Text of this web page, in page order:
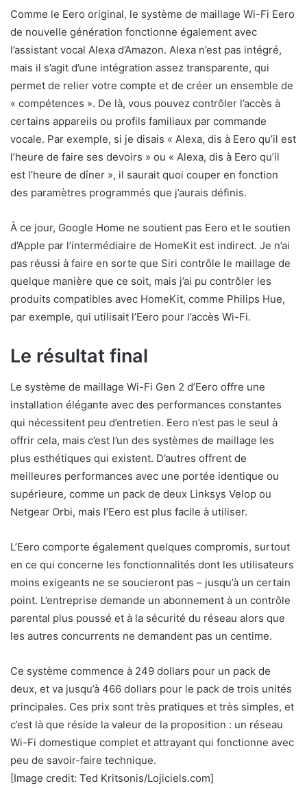
Comme le Eero original, le système de maillage Wi-Fi Eero
de nouvelle génération fonctionne également avec
l’assistant vocal Alexa d’Amazon. Alexa n’est pas intégré,
mais il s’agit d’une intégration assez transparente, qui
permet de relier votre compte et de créer un ensemble de
« compétences ». De là, vous pouvez contrôler l’accès à
certains appareils ou profils familiaux par commande
vocale. Par exemple, si je disais « Alexa, dis à Eero qu’il est
l’heure de faire ses devoirs » ou « Alexa, dis à Eero qu’il
est l’heure de dîner », il saurait quoi couper en fonction
des paramètres programmés que j’aurais définis.
À ce jour, Google Home ne soutient pas Eero et le soutien
d’Apple par l’intermédiaire de HomeKit est indirect. Je n’ai
pas réussi à faire en sorte que Siri contrôle le maillage de
quelque manière que ce soit, mais j’ai pu contrôler les
produits compatibles avec HomeKit, comme Philips Hue,
par exemple, qui utilisait l’Eero pour l’accès Wi-Fi.
Le résultat final
Le système de maillage Wi-Fi Gen 2 d’Eero offre une
installation élégante avec des performances constantes
qui nécessitent peu d’entretien. Eero n’est pas le seul à
offrir cela, mais c’est l’un des systèmes de maillage les
plus esthétiques qui existent. D’autres offrent de
meilleures performances avec une portée identique ou
supérieure, comme un pack de deux Linksys Velop ou
Netgear Orbi, mais l’Eero est plus facile à utiliser.
L’Eero comporte également quelques compromis, surtout
en ce qui concerne les fonctionnalités dont les utilisateurs
moins exigeants ne se soucieront pas – jusqu’à un certain
point. L’entreprise demande un abonnement à un contrôle
parental plus poussé et à la sécurité du réseau alors que
les autres concurrents ne demandent pas un centime.
Ce système commence à 249 dollars pour un pack de
deux, et va jusqu’à 466 dollars pour le pack de trois unités
principales. Ces prix sont très pratiques et très simples, et
c’est là que réside la valeur de la proposition : un réseau
Wi-Fi domestique complet et attrayant qui fonctionne avec
peu de savoir-faire technique.
[Image credit: Ted Kritsonis/Lojiciels.com]